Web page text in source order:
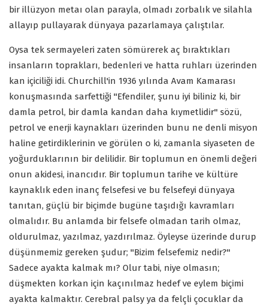
bir illüzyon metaı olan parayla, olmadı zorbalık ve silahla
allayıp pullayarak dünyaya pazarlamaya çalıştılar.
Oysa tek sermayeleri zaten sömürerek aç bıraktıkları
insanların toprakları, bedenleri ve hatta ruhları üzerinden
kan içiciliği idi. Churchill'in 1936 yılında Avam Kamarası
konuşmasında sarfettiği "Efendiler, şunu iyi biliniz ki, bir
damla petrol, bir damla kandan daha kıymetlidir" sözü,
petrol ve enerji kaynakları üzerinden bunu ne denli misyon
haline getirdiklerinin ve görülen o ki, zamanla siyaseten de
yoğurduklarının bir delilidir. Bir toplumun en önemli değeri
onun akidesi, inancıdır. Bir toplumun tarihe ve kültüre
kaynaklık eden inanç felsefesi ve bu felsefeyi dünyaya
tanıtan, güçlü bir biçimde bugüne taşıdığı kavramları
olmalıdır. Bu anlamda bir felsefe olmadan tarih olmaz,
oldurulmaz, yazılmaz, yazdırılmaz. Öyleyse üzerinde durup
düşünmemiz gereken şudur; "Bizim felsefemiz nedir?"
Sadece ayakta kalmak mı? Olur tabi, niye olmasın;
düşmekten korkan için kaçınılmaz hedef ve eylem biçimi
ayakta kalmaktır. Cerebral palsy ya da felçli çocuklar da